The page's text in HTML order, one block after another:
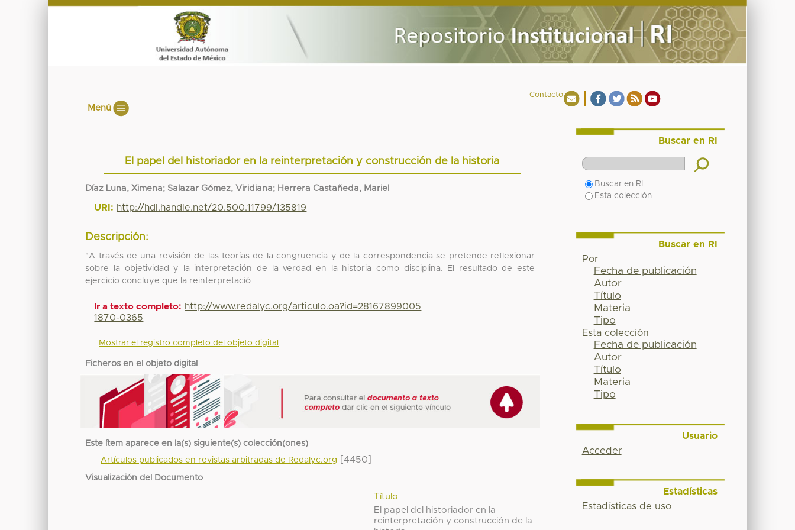
Contacto
Menú
El papel del historiador en la reinterpretación y construcción de la historia
Díaz Luna, Ximena; Salazar Gómez, Viridiana; Herrera Castañeda, Mariel
URI: http://hdl.handle.net/20.500.11799/135819
Descripción:
"A través de una revisión de las teorías de la congruencia y de la correspondencia se pretende reflexionar
sobre la objetividad y la interpretación de la verdad en la historia como disciplina. El resultado de este
ejercicio concluye que la reinterpretació
Ir a texto completo: http://www.redalyc.org/articulo.oa?id=28167899005
1870-0365
Mostrar el registro completo del objeto digital
Ficheros en el objeto digital
Este ítem aparece en la(s) siguiente(s) colección(ones)
Artículos publicados en revistas arbitradas de Redalyc.org
[4450]
Visualización del Documento
Título
El papel del historiador en la
reinterpretación y construcción de la
Buscar en RI
Buscar en RI
Esta colección
Buscar en RI
Por
Fecha de publicación
Autor
Título
Materia
Tipo
Esta colección
Fecha de publicación
Autor
Título
Materia
Tipo
Usuario
Acceder
Estadísticas
Estadísticas de uso